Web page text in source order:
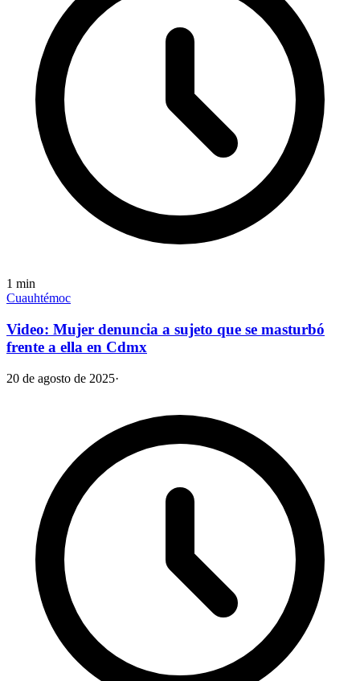
1 min
Cuauhtémoc
Video: Mujer denuncia a sujeto que se masturbó
frente a ella en Cdmx
20 de agosto de 2025·